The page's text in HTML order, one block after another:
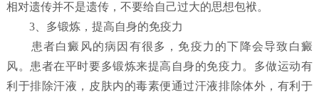
相对遗传并不是遗传，不要给自己过大的思想包袱。
3、多锻炼，提高自身的免疫力
患者白癜风的病因有很多，免疫力的下降会导致白癜
风。患者在平时要多锻炼来提高自身的免疫力。多做运动有
利于排除汗液，皮肤内的毒素便通过汗液排除体外，有利于